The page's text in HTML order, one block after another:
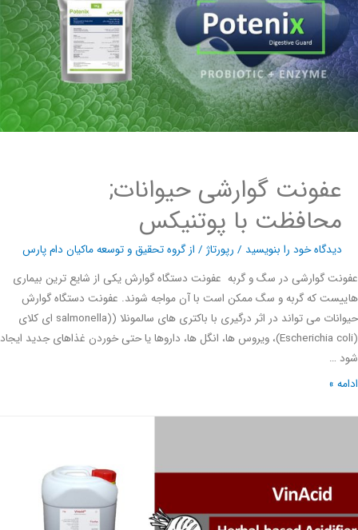
عفونت گوارشی حیوانات;
محافظت با پوتنیکس
دیدگاه‌ خود را بنویسید/رپورتاژ/ از گروه تحقیق و توسعه ماکیان دام پارس
گوارشی در سگ و گربه عفونت دستگاه گوارش یکی از شایع ترین بیماری
که گربه و سگ ممکن است با آن مواجه شوند. عفونت دستگاه گوارش
حیوانات می تواند در اثر درگیری با باکتری های سالمونلا ((salmonella ای کلای
(Escherichia coli)، ویروس ها، انگل ها، داروها یا حتی خوردن غذاهای جدید ایجاد
…
»